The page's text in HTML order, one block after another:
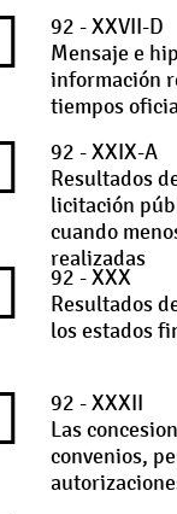
92 - XXVII-D
Mensaje e
información
tiempos
92 - XXIX-A
Resultados
licitación
cuando
realizadas
92 - XXX
Resultados
los estados
92 - XXXII
Las
convenios,